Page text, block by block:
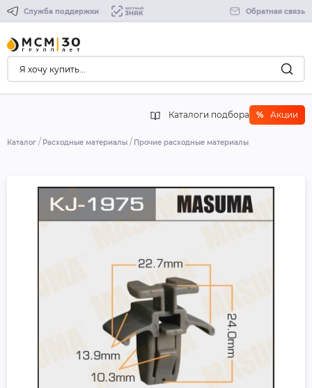
Служба поддержки Обратная связь
Каталоги подбора % Акции
Каталог Расходные материалы Прочие расходные материалы